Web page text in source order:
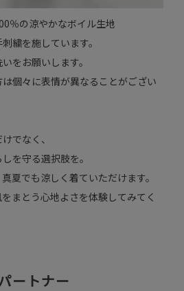
％の涼やかなボイル生地
繍を施しています。
をお願いします。
個々に表情が異なることがござい
でなく、
を守る選択肢を。
夏でも涼しく着ていただけます。
まとう心地よさを体験してみてく
ートナー